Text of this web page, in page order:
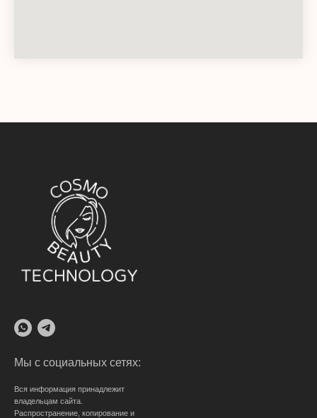
Мы с социальных сетях:
Вся информация принадлежит
владельцам сайта.
Распространение, копирование и